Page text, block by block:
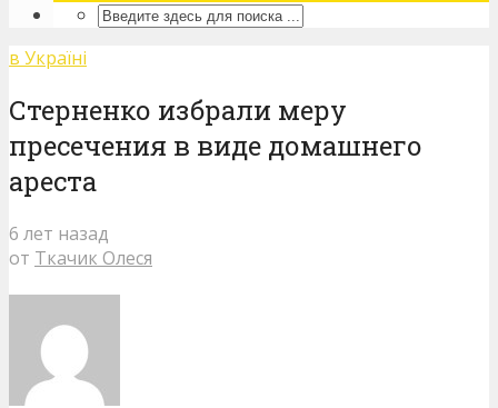
в Україні
Стерненко избрали меру
пресечения в виде домашнего
ареста
6 лет назад
от Ткачик Олеся